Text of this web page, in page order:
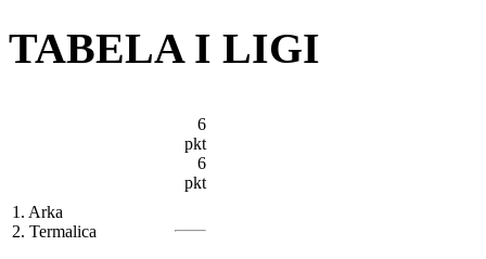
TABELA I LIGI
1. Arka
2. Termalica
6
pkt
6
pkt